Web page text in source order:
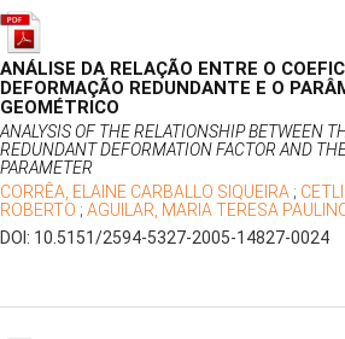
ANÁLISE DA RELAÇÃO ENTRE O
DEFORMAÇÃO REDUNDANTE E O
GEOMÉTRICO
ANALYSIS OF THE RELATIONSHIP BETWEEN
REDUNDANT DEFORMATION FACTOR AND
PARAMETER
CORRÊA, ELAINE CARBALLO SIQUEIRA ;
ROBERTO ; AGUILAR, MARIA TERESA
DOI: 10.5151/2594-5327-2005-14827-0024